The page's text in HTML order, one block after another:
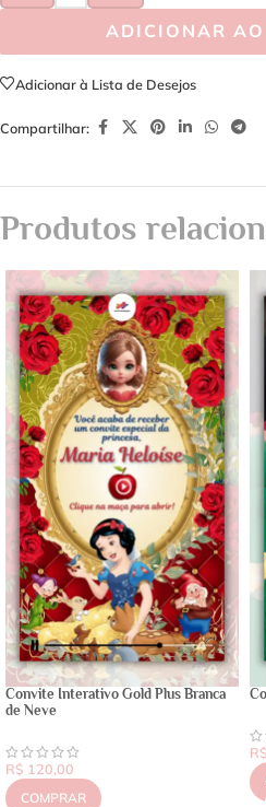
ADICIONAR
Adicionar à Lista de Desejos
Compartilhar:
Produtos
Convite Interativo Gold Plus Branca
de Neve
R$ 120,00
COMPRAR
R$